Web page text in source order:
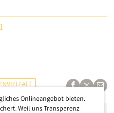
Onlineangebot bieten.
Weil uns Transparenz